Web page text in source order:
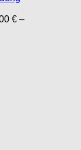
€ –